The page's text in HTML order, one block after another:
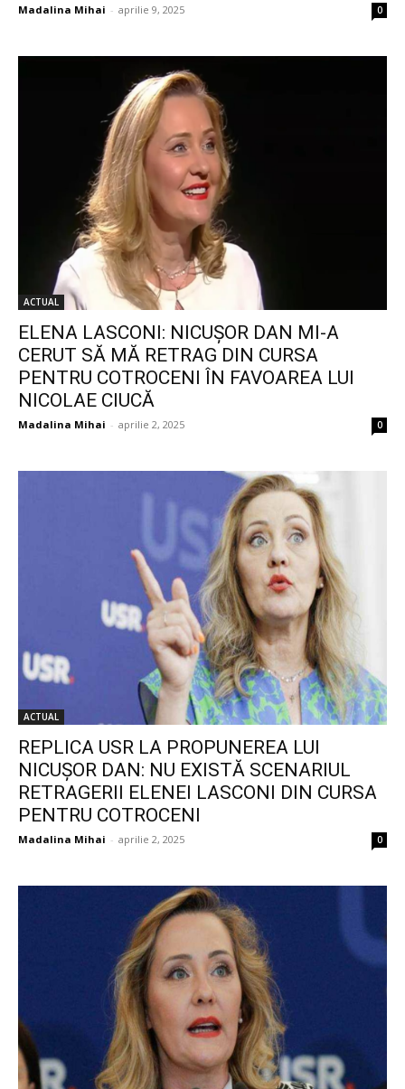
Madalina Mihai - aprilie 9, 2025 0
ACTUAL
ELENA LASCONI: NICUȘOR DAN MI-A
CERUT SĂ MĂ RETRAG DIN CURSA
PENTRU COTROCENI ÎN FAVOAREA LUI
NICOLAE CIUCĂ
Madalina Mihai - aprilie 2, 2025 0
ACTUAL
REPLICA USR LA PROPUNEREA LUI
NICUȘOR DAN: NU EXISTĂ SCENARIUL
RETRAGERII ELENEI LASCONI DIN CURSA
PENTRU COTROCENI
Madalina Mihai - aprilie 2, 2025 0